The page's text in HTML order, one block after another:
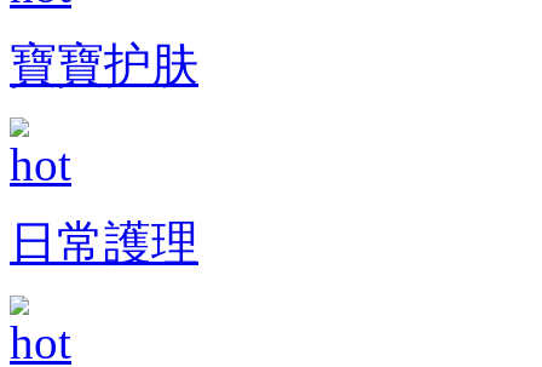
寶寶护肤
日常護理